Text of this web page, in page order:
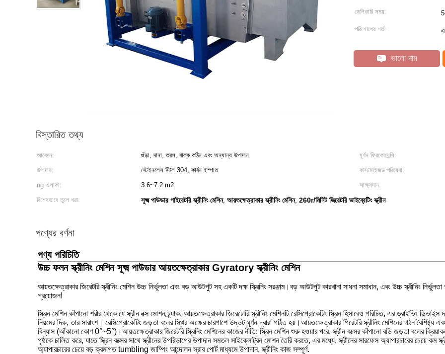
ডেলিভারি সময়:
পরিশোধের শর্ত:
ভালো দাম
বিস্তারিত তথ্য
আবেদন: গুঁড়া, দানা, তরল, বাল্ক কঠিন এবং অন্যান্য উপাদান ঘূর্ণন ফ্রিকোয়েন্সি:
উপাদান:
স্টেইনলেস স্টিল 304, কার্বন ইস্পাত কাস্টমাইজড পরিষেবা:
ng এলাকা:
3.6~7.2 m2 সাক্ষ্যদান:
বিশেষভাবে তুলে ধরা:
সূক্ষ্ম পাউডার গাইরেটরি স্ক্রীনিং মেশিন, আয়তক্ষেত্রাকার স্ক্রীনিং মেশিন, 260r/মিনিট জিরেটরি ভাইব্রেটিং স্ক্রীন
পণ্যের বর্ণনা
পণ্য পরিচিতি
উচ্চ ফলন স্ক্রীনিং মেশিন সূক্ষ্ম পাউডার আয়তক্ষেত্রাকার Gyratory স্ক্রীনিং মেশিন
আয়তক্ষেত্রাকার জিরেটরি স্ক্রীনিং মেশিন উচ্চ নির্ভুলতা এবং বড় আউটপুট সহ একটি দক্ষ স্ক্রিনিং সরঞ্জাম।বড় আউটপুট কারখানা সাধনা সমাধান, এবং উচ্চ স্ক্রীনিং
প্রয়োজন!
স্ক্রিন মেশিন কাঁপানো শরীর থেকে যে স্ক্রীন বক্স মোশন ট্র্যাক, আয়তক্ষেত্রাকার জিরেটোরি স্ক্রীনিং মেশিনটি রেসিপ্রোকেটিং স্ক্রিন হিসাবেও পরিচিত, এর ড্রাইভিং ডিভাইস
নিয়মের দিক, তার সারাংশ। রেসিপ্রোকেটিং জড়তা বলের স্থির অক্ষের চারপাশে উদ্ভট ঘূর্ণন দ্বারা গঠিত হয়।আয়তক্ষেত্রাকার গিরেটরি স্ক্রীনিং মেশিনের গঠন বৈশিষ্ট্য
বিন্যাস (আঁকানো কোণ 0°~5°)।আয়তক্ষেত্রাকার জিরেটরি স্ক্রিনিং মেশিনের কাজের নীতি: স্ক্রিন মেশিন শুরু হওয়ার পরে, স্ক্রীন বক্সের কাঁপানো বডি জড়তা বলের
পৃষ্ঠকে চালিত করে, যাতে স্ক্রিন বক্সের সাথে স্ক্রীনের উপরিভাগের উপাদান সমতল সাইক্লোট্রন মোশন তৈরি করতে, এর মধ্যে, স্ক্রীনের সারফেস অ্যাপারচারের চেয়ে কম
অ্যাপারচারের চেয়ে বড় ক্রমাগত tumbling জাম্পিং আন্দোলন স্রাব পোর্ট মাধ্যমে উপাদান, স্ক্রীনিং কাজ সম্পূর্ণ.